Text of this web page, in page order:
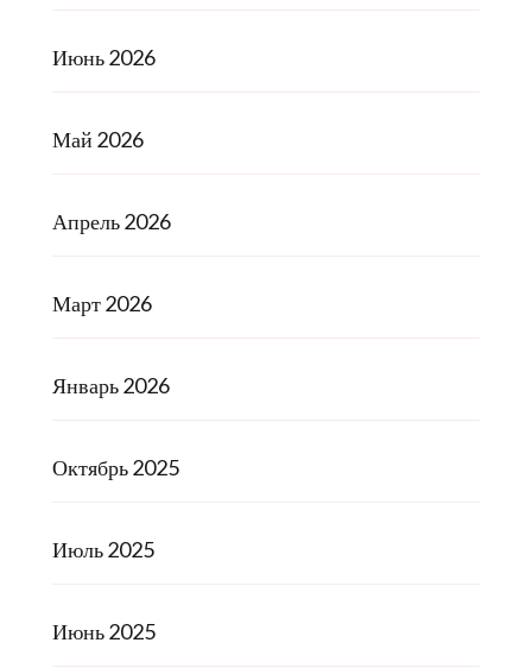
Июнь 2026
Май 2026
Апрель 2026
Март 2026
Январь 2026
Октябрь 2025
Июль 2025
Июнь 2025